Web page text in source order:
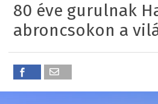
80 éve gurulnak
abroncsokon a